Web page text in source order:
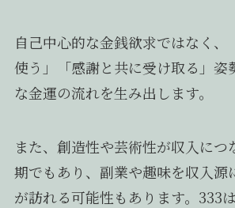
自己中心的な金銭欲求ではなく、
使う」「感謝と共に受け取る」姿
な金運の流れを生み出します。
また、創造性や芸術性が収入につ
期でもあり、副業や趣味を収入源
が訪れる可能性もあります。333